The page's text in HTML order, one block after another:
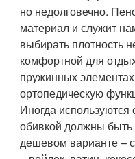
но недолговечно.
материал и служит
выбирать плотность
комфортной для
пружинных
ортопедическую
Иногда
обивкой должны
дешевом варианте –